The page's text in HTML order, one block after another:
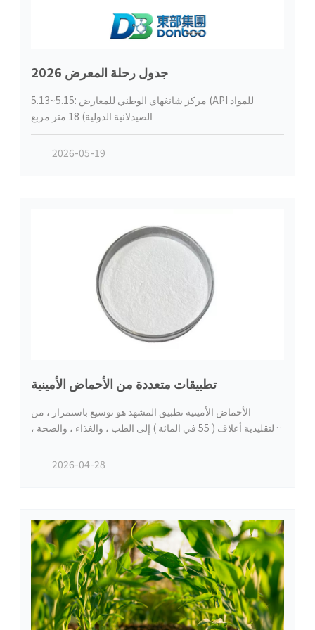
جدول رحلة المعرض 2026
5.13~5.15: مركز شانغهاي الوطني للمعارض (API للمواد
الصيدلانية الدولية) 18 متر مربع
2026-05-19
تطبيقات متعددة من الأحماض الأمينية
الأحماض الأمينية تطبيق المشهد هو توسيع باستمرار ، من
التقليدية أعلاف ( 55 في المائة ) إلى الطب ، والغذاء ، والصحة ،
والزراعة وغيرها من المجالات ذات القيمة العالية . الطلب في
المجال الطبي بنسبة 18 في المائة ، وتستخدم في علاج الأورام ،
2026-04-28